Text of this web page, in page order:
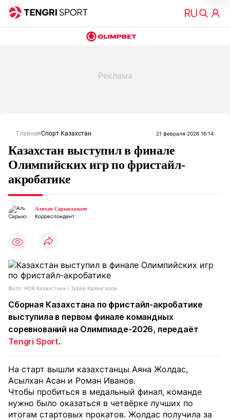
ГлавнаяСпорт Казахстан 21 февраля 2026 16:14
Казахстан выступил в финале
Олимпийских игр по фристайл-
акробатике
Алихан Сарыкхазыев
Корреспондент
Фото: НОК Казахстана / Турар Казангапов
Сборная Казахстана по фристайл-акробатике
выступила в первом финале командных
соревнований на Олимпиаде-2026, передаёт
Tengri Sport.
На старт вышли казахстанцы Аяна Жолдас,
Асылхан Асан и Роман Иванов.
Чтобы пробиться в медальный финал, команде
нужно было оказаться в четвёрке лучших по
итогам стартовых прокатов. Жолдас получила за